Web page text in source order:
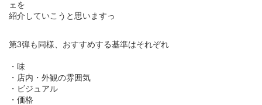
ェを
紹介していこうと思いますっ
第3弾も同様、おすすめする基準はそれぞれ
・味
・店内・外観の雰囲気
・ビジュアル
・価格